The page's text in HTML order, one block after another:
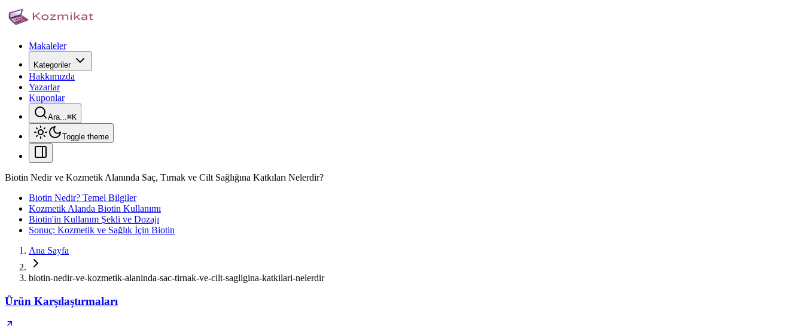
Makaleler
Kategoriler
Hakkımızda
Yazarlar
Kuponlar
Ara...⌘K
Toggle theme
Biotin Nedir ve Kozmetik Alanında Saç, Tırnak ve Cilt Sağlığına Katkıları Nelerdir?
Biotin Nedir? Temel Bilgiler
Kozmetik Alanda Biotin Kullanımı
Biotin'in Kullanım Şekli ve Dozajı
Sonuç: Kozmetik ve Sağlık İçin Biotin
Ana Sayfa
biotin-nedir-ve-kozmetik-alaninda-sac-tirnak-ve-cilt-sagligina-katkilari-nelerdir
Ürün Karşılaştırmaları